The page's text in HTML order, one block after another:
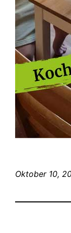
Oktober 10,